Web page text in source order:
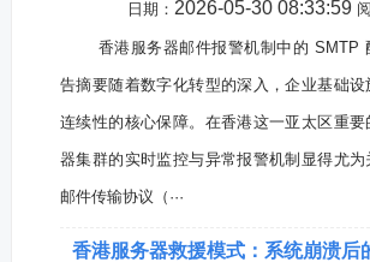
日期： 2026-05-30 08:33:59
香港服务器邮件报警机制中的 SMTP
告摘要随着数字化转型的深入，企业基础
连续性的核心保障。在香港这一亚太区重
器集群的实时监控与异常报警机制显得尤
邮件传输协议（···
香港服务器救援模式：系统崩溃后